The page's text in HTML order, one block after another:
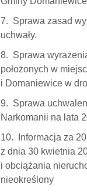
Sprawa zasad
uchwały.
Sprawa
położonych w
i Domaniewice w
Sprawa
Narkomanii na lata
Informacja za
z dnia 30 kwietnia
i obciążania
nieokreślony